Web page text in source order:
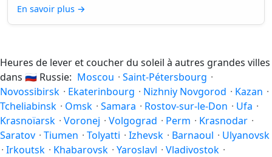
En savoir plus →
Heures de lever et coucher du soleil à autres grandes villes
dans 🇷🇺 Russie: Moscou · Saint-Pétersbourg ·
Novossibirsk · Ekaterinbourg · Nizhniy Novgorod · Kazan ·
Tcheliabinsk · Omsk · Samara · Rostov-sur-le-Don · Ufa ·
Krasnoïarsk · Voronej · Volgograd · Perm · Krasnodar ·
Saratov · Tiumen · Tolyatti · Izhevsk · Barnaoul · Ulyanovsk
· Irkoutsk · Khabarovsk · Yaroslavl · Vladivostok ·